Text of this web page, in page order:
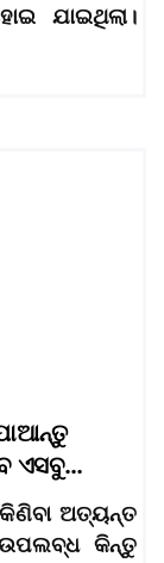
ଯାଇଥିଲା।
ଏସବୁ…
ଅତ୍ୟନ୍ତ
କିନ୍ତୁ